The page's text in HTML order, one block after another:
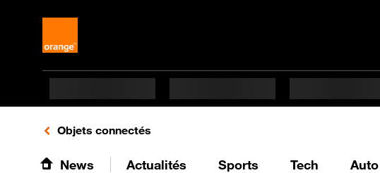
Retours vers le listing d'articles de la catégorie
Objets connectés
News Actualités Sports Tech Auto